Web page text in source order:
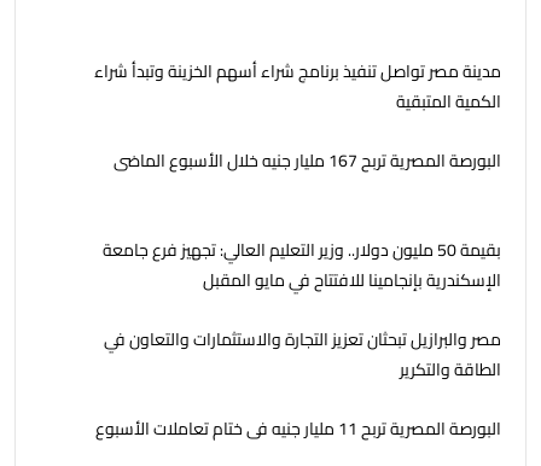
مدينة مصر تواصل تنفيذ برنامج شراء أسهم الخزينة وتبدأ شراء
الكمية المتبقية
البورصة المصرية تربح 167 مليار جنيه خلال الأسبوع الماضى
بقيمة 50 مليون دولار.. وزير التعليم العالي: تجهيز فرع جامعة
الإسكندرية بإنجامينا للافتتاح في مايو المقبل
مصر والبرازيل تبحثان تعزيز التجارة والاستثمارات والتعاون في
الطاقة والتكرير
البورصة المصرية تربح 11 مليار جنيه فى ختام تعاملات الأسبوع